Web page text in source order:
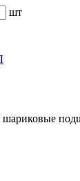
шт
шариковые